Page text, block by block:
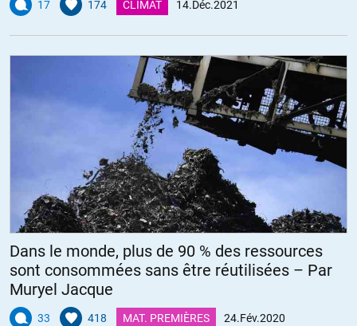
17 174 CLIMAT 14.Déc.2021
Dans le monde, plus de 90 % des ressources
sont consommées sans être réutilisées – Par
Muryel Jacque
33 418 MAT. PREMIÈRES 24.Fév.2020